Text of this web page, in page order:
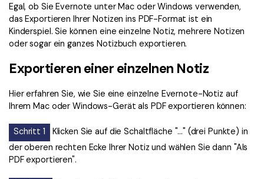
Egal, ob Sie Evernote unter Mac oder Windows verwenden,
das Exportieren Ihrer Notizen ins PDF-Format ist ein
Kinderspiel. Sie können eine einzelne Notiz, mehrere Notizen
oder sogar ein ganzes Notizbuch exportieren.
Exportieren einer einzelnen Notiz
Hier erfahren Sie, wie Sie eine einzelne Evernote-Notiz auf
Ihrem Mac oder Windows-Gerät als PDF exportieren können:
Schritt 1
Klicken Sie auf die Schaltfläche "..." (drei Punkte) in
der oberen rechten Ecke Ihrer Notiz und wählen Sie dann "Als
PDF exportieren".